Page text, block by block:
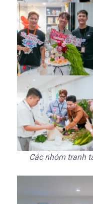
Các nhóm tranh